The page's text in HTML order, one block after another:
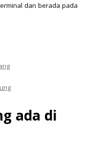
dan berada pada
ada di